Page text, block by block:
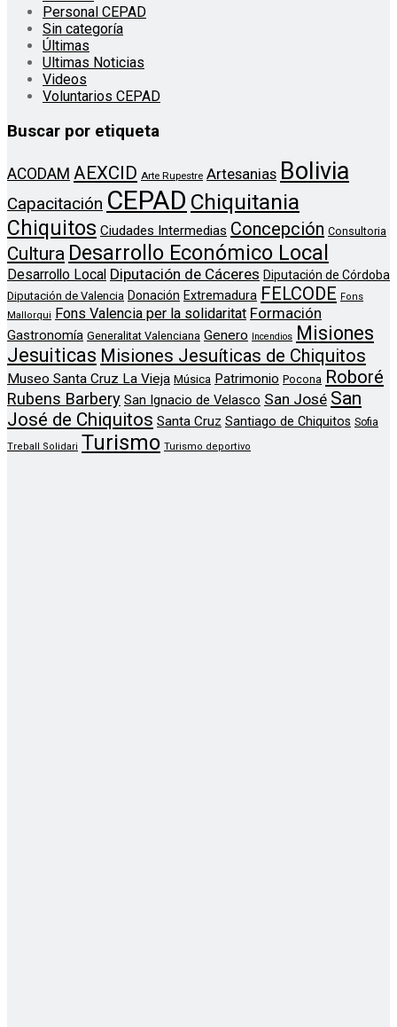
Personal CEPAD
Sin categoría
Últimas
Ultimas Noticias
Videos
Voluntarios CEPAD
Buscar por etiqueta
ACODAM AEXCID Arte Rupestre Artesanias Bolivia
Capacitación CEPAD Chiquitania
Chiquitos Ciudades Intermedias Concepción Consultoria
Cultura Desarrollo Económico Local
Desarrollo Local Diputación de Cáceres Diputación de Córdoba
Diputación de Valencia Donación Extremadura FELCODE Fons
Mallorqui
Fons Valencia per la solidaritat Formación
Gastronomía Generalitat Valenciana Genero Incendios
Misiones
Jesuiticas Misiones Jesuíticas de Chiquitos
Museo Santa Cruz La Vieja Música Patrimonio Pocona Roboré
Rubens Barbery San Ignacio de Velasco San José San
José de Chiquitos Santa Cruz Santiago de Chiquitos Sofia
Treball Solidari Turismo Turismo deportivo